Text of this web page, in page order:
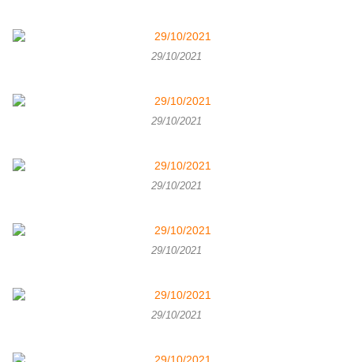
29/10/2021
29/10/2021
29/10/2021
29/10/2021
29/10/2021